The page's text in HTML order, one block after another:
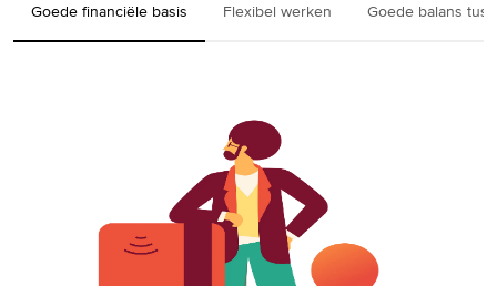
Goede financiële basis Flexibel werken Goede balans